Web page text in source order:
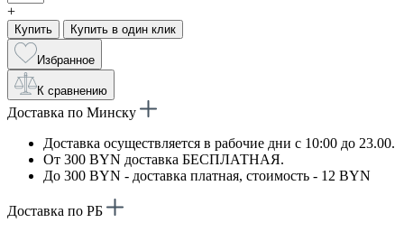
+
Купить Купить в один клик
Избранное
К сравнению
Доставка по Минску
Доставка осуществляется в рабочие дни с 10:00 до 23.00.
От 300 BYN доставка БЕСПЛАТНАЯ.
До 300 BYN - доставка платная, стоимость - 12 BYN
Доставка по РБ